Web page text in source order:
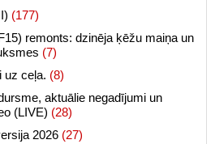
(177)
remonts: dzinēja ķēžu maiņa un
(7)
uz ceļa. (8)
aktuālie negadījumi un
(LIVE) (28)
2026 (27)